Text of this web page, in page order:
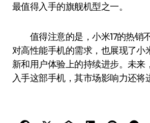
最值得入手的旗舰机型之一。
值得注意的是，小米17的热销
对高性能手机的需求，也展现了小
新和用户体验上的持续进步。未来
入手这部手机，其市场影响力还将